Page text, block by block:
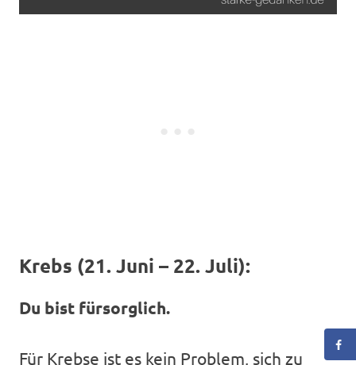
Krebs (21. Juni – 22. Juli):
Du bist fürsorglich.
Für Krebse ist es kein Problem, sich zu